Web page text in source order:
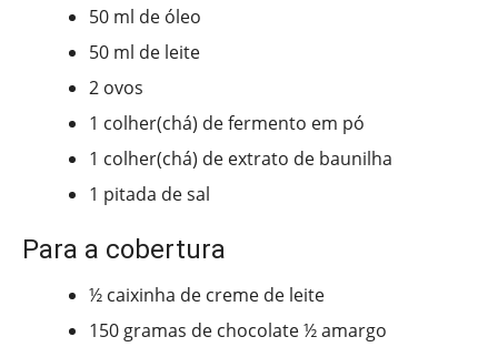
50 ml de óleo
50 ml de leite
2 ovos
1 colher(chá) de fermento em pó
1 colher(chá) de extrato de baunilha
1 pitada de sal
Para a cobertura
½ caixinha de creme de leite
150 gramas de chocolate ½ amargo